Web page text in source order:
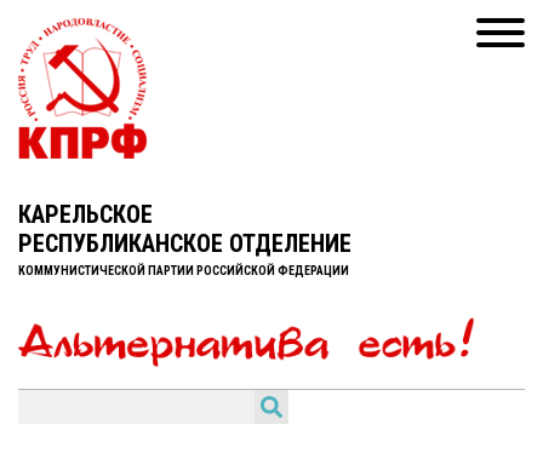
КАРЕЛЬСКОЕ
РЕСПУБЛИКАНСКОЕ ОТДЕЛЕНИЕ
КОММУНИСТИЧЕСКОЙ ПАРТИИ РОССИЙСКОЙ ФЕДЕРАЦИИ